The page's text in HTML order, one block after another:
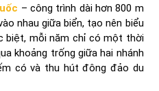
– công trình dài hơn 800 m
nhau giữa biển, tạo nên biểu
biệt, mỗi năm chỉ có một thời
khoảng trống giữa hai nhánh
có và thu hút đông đảo du